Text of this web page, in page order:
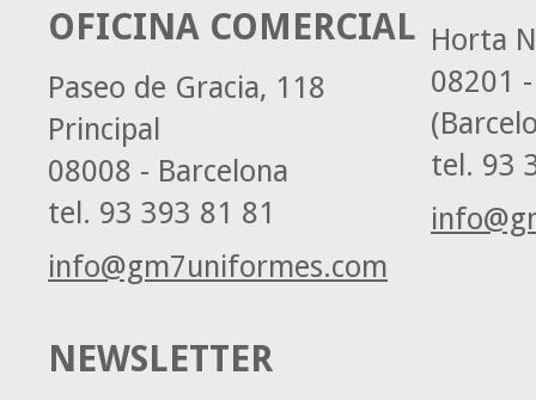
Horta
08201
tel. 93
OFICINA COMERCIAL
Paseo de Gracia, 118
Principal
08008 - Barcelona
tel. 93 393 81 81
info@gm7uniformes.com
NEWSLETTER